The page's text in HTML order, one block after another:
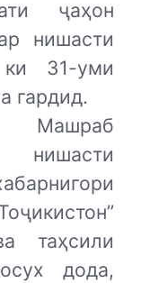
ҷаҳон
нишасти
ки 31-уми
гардид.
Машраб
нишасти
таҳсили
дода,